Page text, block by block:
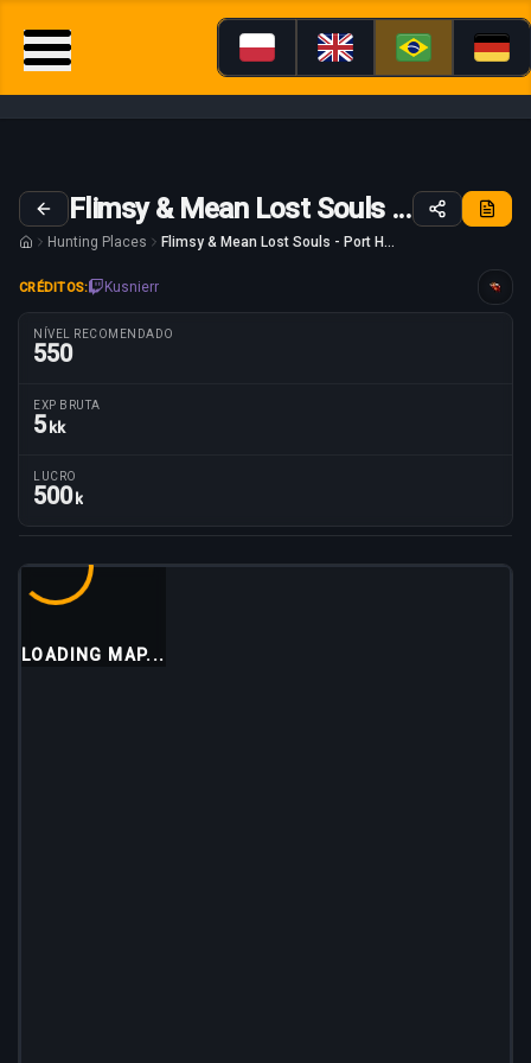
Flimsy & Mean Lost Souls - Port Hope
Hunting Places Flimsy & Mean Lost Souls - Port Hope
CRÉDITOS: Kusnierr
Guia adaptado para
Parâmetros da rota
NÍVEL RECOMENDADO
550
EXP BRUTA
5 kk
LUCRO
500 k
LOADING MAP...